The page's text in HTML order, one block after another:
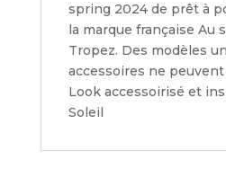
spring 2024 de prêt à
la marque française Au
Tropez. Des modèles
accessoires ne
Look accessoirisé et
Soleil